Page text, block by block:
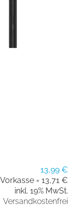
13,99 €
= 13,71 €
inkl. 19% MwSt.
Versandkostenfrei